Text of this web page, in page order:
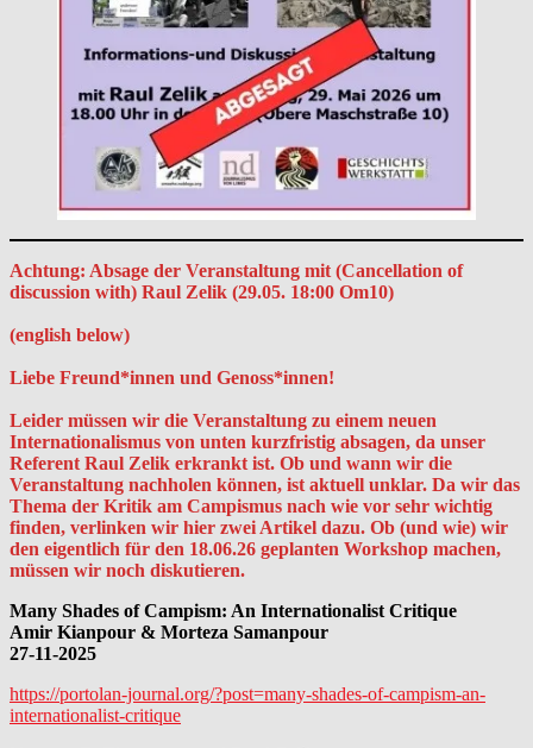
Achtung: Absage der Veranstaltung mit (Cancellation of
discussion with) Raul Zelik (29.05. 18:00 Om10)
(english below)
Liebe Freund*innen und Genoss*innen!
Leider müssen wir die Veranstaltung zu einem neuen
Internationalismus von unten kurzfristig absagen, da unser
Referent Raul Zelik erkrankt ist. Ob und wann wir die
Veranstaltung nachholen können, ist aktuell unklar. Da wir das
Thema der Kritik am Campismus nach wie vor sehr wichtig
finden, verlinken wir hier zwei Artikel dazu. Ob (und wie) wir
den eigentlich für den 18.06.26 geplanten Workshop machen,
müssen wir noch diskutieren.
Many Shades of Campism: An Internationalist Critique
Amir Kianpour & Morteza Samanpour
27-11-2025
https://portolan-journal.org/?post=many-shades-of-campism-an-
internationalist-critique